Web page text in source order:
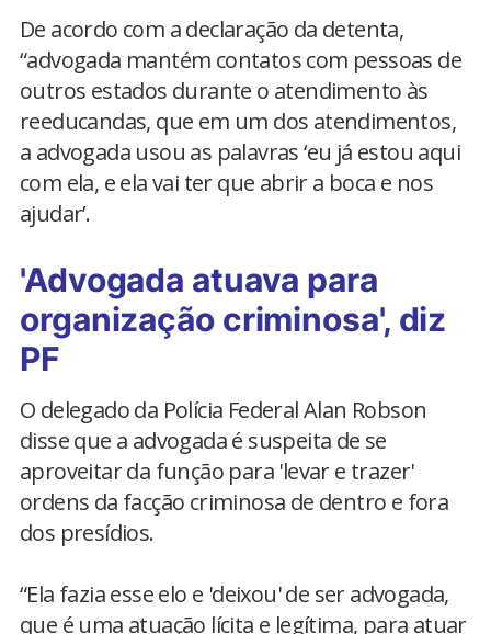
De acordo com a declaração da detenta,
“advogada mantém contatos com pessoas de
outros estados durante o atendimento às
reeducandas, que em um dos atendimentos,
a advogada usou as palavras ‘eu já estou aqui
com ela, e ela vai ter que abrir a boca e nos
ajudar’.
'Advogada atuava para
organização criminosa', diz
PF
O delegado da Polícia Federal Alan Robson
disse que a advogada é suspeita de se
aproveitar da função para 'levar e trazer'
ordens da facção criminosa de dentro e fora
dos presídios.
“Ela fazia esse elo e 'deixou' de ser advogada,
que é uma atuação lícita e legítima, para atuar